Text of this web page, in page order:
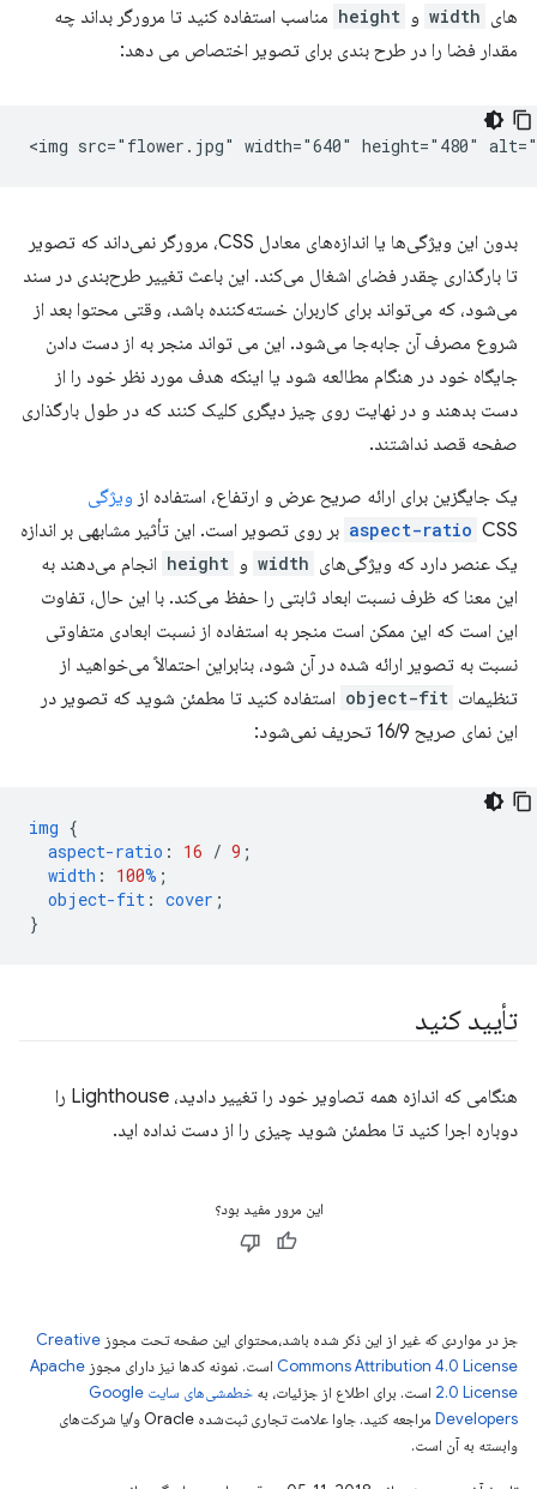
های width و height مناسب استفاده کنید تا مرورگر بداند چه
مقدار فضا را در طرح بندی برای تصویر اختصاص می دهد:
بدون این ویژگی‌ها یا اندازه‌های معادل CSS، مرورگر نمی‌داند که تصویر
تا بارگذاری چقدر فضای اشغال می‌کند. این باعث تغییر طرح‌بندی در سند
می‌شود، که می‌تواند برای کاربران خسته‌کننده باشد، وقتی محتوا بعد از
شروع مصرف آن جابه‌جا می‌شود. این می تواند منجر به از دست دادن
جایگاه خود در هنگام مطالعه شود یا اینکه هدف مورد نظر خود را از
دست بدهند و در نهایت روی چیز دیگری کلیک کنند که در طول بارگذاری
صفحه قصد نداشتند.
یک جایگزین برای ارائه صریح عرض و ارتفاع، استفاده از ویژگی
aspect-ratio CSS بر روی تصویر است. این تأثیر مشابهی بر اندازه
یک عنصر دارد که ویژگی‌های width و height انجام می‌دهند به
این معنا که ظرف نسبت ابعاد ثابتی را حفظ می‌کند. با این حال، تفاوت
این است که این ممکن است منجر به استفاده از نسبت ابعادی متفاوتی
نسبت به تصویر ارائه شده در آن شود، بنابراین احتمالاً می‌خواهید از
تنظیمات object-fit استفاده کنید تا مطمئن شوید که تصویر در
این نمای صریح 16/9 تحریف نمی‌شود:
img {
aspect-ratio : 16 / 9 ;
width : 100% ;
object-fit : cover ;
}
تأیید کنید
هنگامی که اندازه همه تصاویر خود را تغییر دادید، Lighthouse را
دوباره اجرا کنید تا مطمئن شوید چیزی را از دست نداده اید.
این مرور مفید بود؟
جز در مواردی که غیر از این ذکر شده باشد،‌محتوای این صفحه تحت مجوز Creative
Commons Attribution 4.0 License است. نمونه کدها نیز دارای مجوز Apache
2.0 License است. برای اطلاع از جزئیات، به
خطمشی‌های سایت Google
Developers‏
مراجعه کنید. جاوا علامت تجاری ثبت‌شده Oracle و/یا شرکت‌های
وابسته به آن است.